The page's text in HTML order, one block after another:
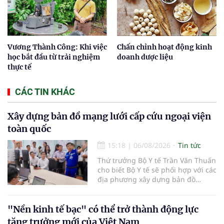
Vương Thành Công: Khi việc
học bắt đầu từ trải nghiệm
thực tế
Chấn chỉnh hoạt động kinh
doanh dược liệu
CÁC TIN KHÁC
Xây dựng bản đồ mạng lưới cấp cứu ngoại viện
toàn quốc
15:18 | 06/08/2026
Tin tức
Thứ trưởng Bộ Y tế Trần Văn Thuấn
cho biết Bộ Y tế sẽ phối hợp với các
địa phương xây dựng bản đồ
thiện cơ chế tài chính và đa dạng
hóa phương tiện nhằm nâng cao
"Nền kinh tế bạc" có thể trở thành động lực
tăng trưởng mới của Việt Nam